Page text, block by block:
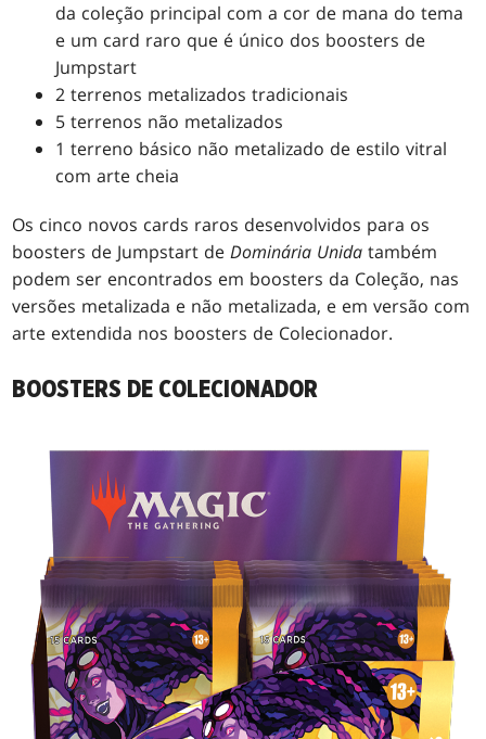
da coleção principal com a cor de mana do tema
e um card raro que é único dos boosters de
Jumpstart
2 terrenos metalizados tradicionais
5 terrenos não metalizados
1 terreno básico não metalizado de estilo vitral
com arte cheia
Os cinco novos cards raros desenvolvidos para os
boosters de Jumpstart deDominária Unida também
podem ser encontrados em boosters da Coleção, nas
versões metalizada e não metalizada, e em versão com
arte extendida nos boosters de Colecionador.
BOOSTERS DE COLECIONADOR